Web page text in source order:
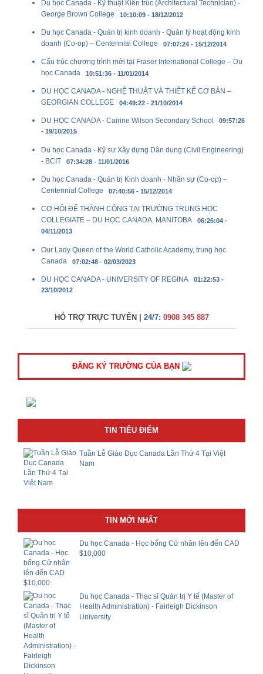
Du học Canada - Kỹ thuật Kiến trúc (Architectural Technician) -
George Brown College 10:10:09 - 18/12/2012
Du học Canada - Quản trị kinh doanh - Quản lý hoạt động kinh
doanh (Co-op) – Centennial College 07:07:24 - 15/12/2014
Cấu trúc chương trình mới tại Fraser International College – Du
học Canada 10:51:36 - 11/01/2014
DU HỌC CANADA - NGHỆ THUẬT VÀ THIẾT KẾ CƠ BẢN –
GEORGIAN COLLEGE 04:49:22 - 21/10/2014
DU HỌC CANADA - Cairine Wilson Secondary School 09:57:26
- 19/10/2015
Du học Canada - Kỹ sư Xây dựng Dân dụng (Civil Engineering)
- BCIT 07:34:28 - 11/01/2016
Du học Canada - Quản trị Kinh doanh - Nhân sự (Co-op) –
Centennial College 07:40:56 - 15/12/2014
CƠ HỘI ĐỂ THÀNH CÔNG TẠI TRƯỜNG TRUNG HỌC
COLLEGIATE – DU HỌC CANADA, MANITOBA 06:26:04 -
04/11/2013
Our Lady Queen of the World Catholic Academy, trung học
Canada 07:02:48 - 02/03/2023
DU HỌC CANADA - UNIVERSITY OF REGINA 01:22:53 -
23/10/2012
HỖ TRỢ TRỰC TUYẾN | 24/7: 0908 345 887
ĐĂNG KÝ TRƯỜNG CỦA BẠN
TIN TIÊU ĐIỂM
Tuần Lễ Giáo Dục Canada Lần Thứ 4 Tại Việt
Nam
TIN MỚI NHẤT
Du học Canada - Học bổng Cử nhân lên đến CAD
$10,000
Du học Canada - Thạc sĩ Quản trị Y tế (Master of
Health Administration) - Fairleigh Dickinson
University